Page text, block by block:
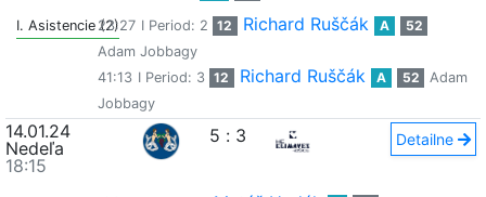
I. Asistencie (2)23:27 I Period: 2 12 Richard Ruščák A
52
Adam Jobbagy
41:13 I Period: 3 12 Richard Ruščák A 52
Adam
Jobbagy
14.01.24
Nedeľa
18:15
5 : 3 Detailne